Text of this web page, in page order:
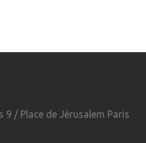
9 / Place de Jérusalem Paris